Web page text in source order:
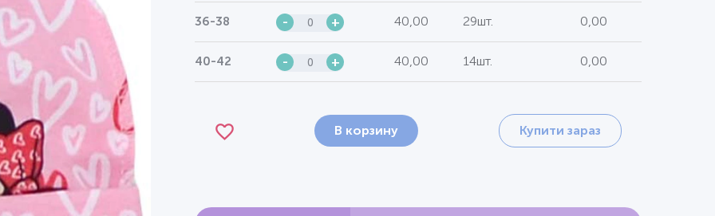
36-38 - + 40,00 29шт. 0,00
40-42 - + 40,00 14шт. 0,00
В корзину Купити зараз